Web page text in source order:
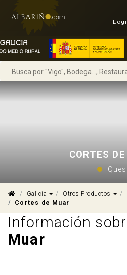
CORTES
Galicia Dropdown
Otros Productos
Cortes de Muar
Información
Muar